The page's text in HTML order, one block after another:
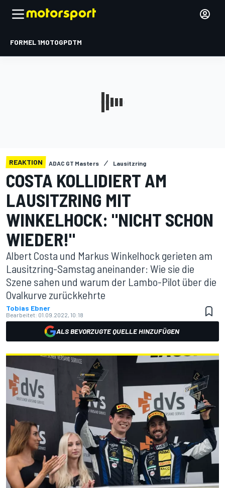
FORMEL 1MOTOGPDTM
REAKTION ADAC GT Masters Lausitzring
COSTA KOLLIDIERT AM
LAUSITZRING MIT
WINKELHOCK: "NICHT SCHON
WIEDER!"
Albert Costa und Markus Winkelhock gerieten am
Lausitzring-Samstag aneinander: Wie sie die
Szene sahen und warum der Lambo-Pilot über die
Ovalkurve zurückkehrte
Tobias Ebner
Bearbeitet: 01.09.2022, 10:18
ALS BEVORZUGTE QUELLE HINZUFÜGEN